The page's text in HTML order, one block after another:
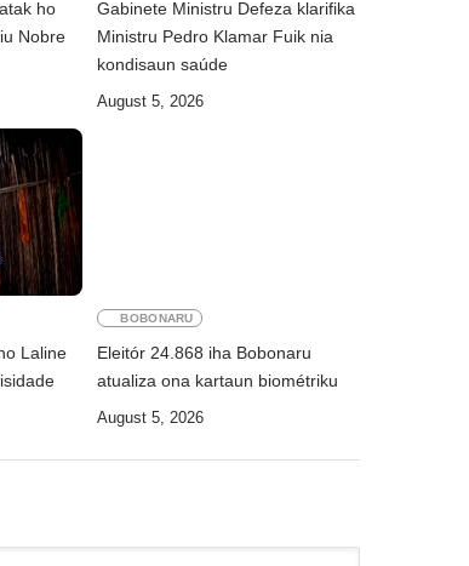
ho
Nobre
Gabinete Ministru Defeza klarifika
Ministru Pedro Klamar Fuik nia
kondisaun saúde
August 5, 2026
Laline
BOBONARU
Eleitór 24.868 iha Bobonaru
atualiza ona kartaun biométriku
August 5, 2026